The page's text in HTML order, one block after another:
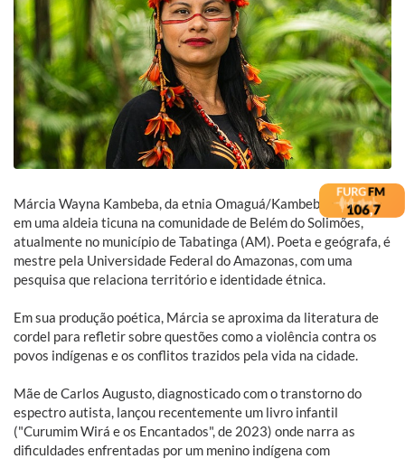
Márcia Wayna Kambeba, da etnia Omaguá/Kambeba, nasceu
em uma aldeia ticuna na comunidade de Belém do Solimões,
atualmente no município de Tabatinga (AM). Poeta e geógrafa, é
mestre pela Universidade Federal do Amazonas, com uma
pesquisa que relaciona território e identidade étnica.
Em sua produção poética, Márcia se aproxima da literatura de
cordel para refletir sobre questões como a violência contra os
povos indígenas e os conflitos trazidos pela vida na cidade.
Mãe de Carlos Augusto, diagnosticado com o transtorno do
espectro autista, lançou recentemente um livro infantil
("Curumim Wirá e os Encantados", de 2023) onde narra as
dificuldades enfrentadas por um menino indígena com